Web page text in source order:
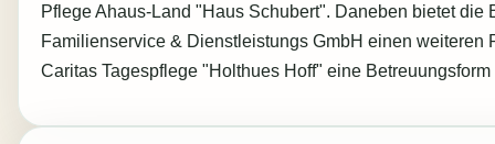
Pflege Ahaus-Land "Haus Schubert". Daneben bietet die
Familienservice & Dienstleistungs GmbH einen weiteren
Caritas Tagespflege "Holthues Hoff" eine Betreuungsform